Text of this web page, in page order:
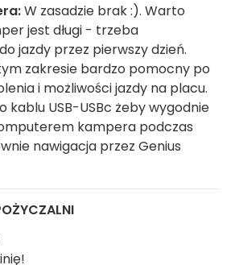
W zasadzie brak :). Warto
jest długi - trzeba
jazdy przez pierwszy dzień.
zakresie bardzo pomocny po
i możliwości jazdy na placu.
USB-USBc żeby wygodnie
kampera podczas
nawigacja przez Genius